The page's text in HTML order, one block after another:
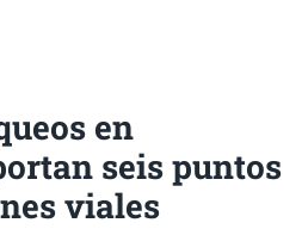
en
seis puntos
viales